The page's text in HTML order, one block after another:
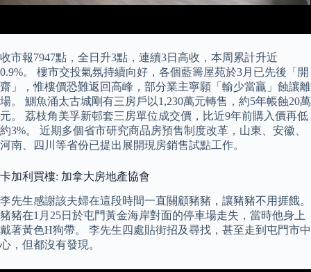
收市報7947點，全日升3點，連續3日高收，本周累計升近
0.9%。 樓市交投氣氛持續向好，各個藍籌屋苑於3月已先後「開
齋」，惟樓價恐難返回高峰，部分業主寧願「輸少當贏」蝕讓離
場。 鰂魚涌太古城剛有三房戶以1,230萬元轉售，約5年帳蝕20萬
元。 荔枝角美孚新邨套三房單位成交價，比近9年前購入價再低
約3%。 近期多個省市研究商品房預售制度改革，山東、安徽、
河南、四川等省份已提出展開現房銷售試點工作。
卡加利買樓: 加拿大房地產協會
李先生感謝該夫婦在這段時間一直關顧豬豬，讓豬豬不用捱餓。
豬豬在1月25日於屯門黃金海岸對面的停車場走失，當時他身上
戴著黃色H狗帶。 李先生四處貼街招及尋找，甚至走到屯門市中
心，但都沒有發現。